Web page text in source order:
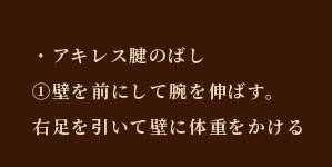
・アキレス腱のばし
①壁を前にして腕を伸ばす。
右足を引いて壁に体重をかける